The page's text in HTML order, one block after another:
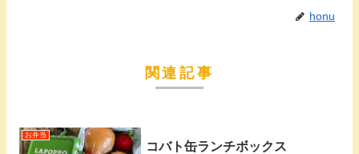
honu
関連記事
お弁当
コバト缶ランチボックス